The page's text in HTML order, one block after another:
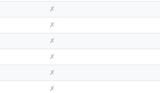
✗
✗
✗
✗
✗
✗